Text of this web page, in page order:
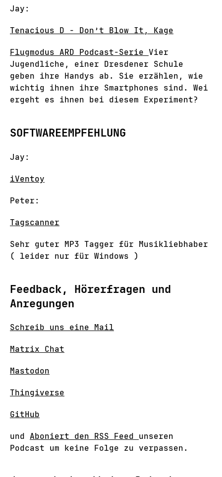
Jay:
Tenacious D - Don’t Blow It, Kage
Flugmodus ARD Podcast-Serie Vier
Jugendliche, einer Dresdener Schule
geben ihre Handys ab. Sie erzählen, wie
wichtig ihnen ihre Smartphones sind. Wei
ergeht es ihnen bei diesem Experiment?
SOFTWAREEMPFEHLUNG
Jay:
iVentoy
Peter:
Tagscanner
Sehr guter MP3 Tagger für Musikliebhaber
( leider nur für Windows )
Feedback, Hörerfragen und
Anregungen
Schreib uns eine Mail
Matrix Chat
Mastodon
Thingiverse
GitHub
und Aboniert den RSS Feed unseren
Podcast um keine Folge zu verpassen.